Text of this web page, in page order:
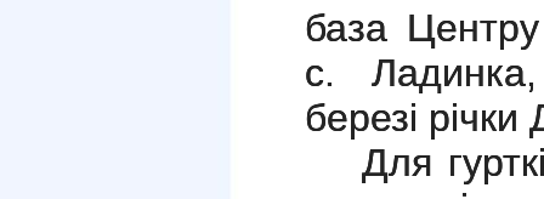
база
с.
березі річки
Для